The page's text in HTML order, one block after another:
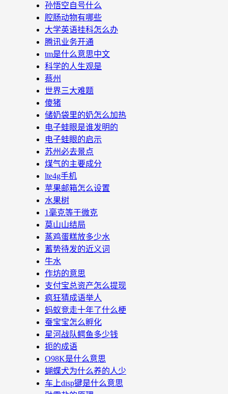
孙悟空自号什么
腔肠动物有哪些
大学英语挂科怎么办
腾讯业务开通
tm是什么意思中文
科学的人生观是
蔡州
世界三大难题
傻猪
储奶袋里的奶怎么加热
电子蛙眼是谁发明的
电子蛙眼的启示
苏州必去景点
煤气的主要成分
lte4g手机
苹果邮箱怎么设置
水果树
1毫克等于微克
莫山山结局
蒸鸡蛋糕放多少水
蓄势待发的近义词
牛水
作坊的意思
支付宝总资产怎么提现
疯狂猜成语举人
蚂蚁竞走十年了什么梗
蚕宝宝怎么孵化
星河战队鳄鱼多少钱
扼的成语
O98K是什么意思
蝴蝶犬为什么养的人少
车上disp键是什么意思